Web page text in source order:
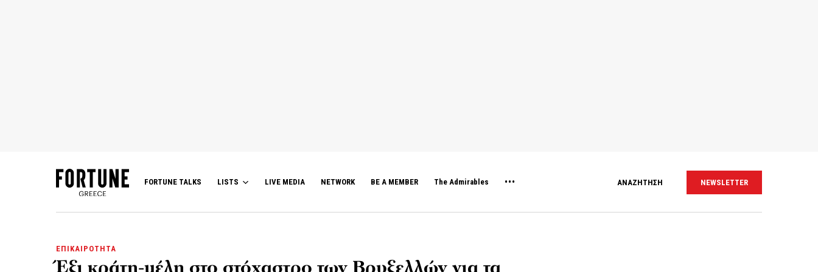
FORTUNE TALKS LISTS LIVE MEDIA NETWORK BE A MEMBER The Admirables ΑΝΑΖΗΤΗΣΗ NEWSLETTER
ΕΠΙΚΑΙΡΟΤΗΤΑ